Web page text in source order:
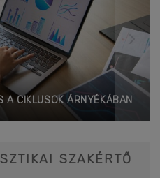
A CIKLUSOK ÁRNYÉKÁBAN
SZAKÉRTŐ